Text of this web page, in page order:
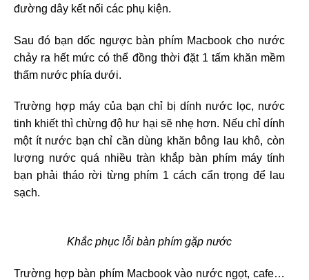
đường dây kết nối các phụ kiện.
Sau đó bạn dốc ngược bàn phím Macbook cho nước
chảy ra hết mức có thể đồng thời đặt 1 tấm khăn mềm
thấm nước phía dưới.
Trường hợp máy của bạn chỉ bị dính nước lọc, nước
tinh khiết thì chừng độ hư hại sẽ nhẹ hơn. Nếu chỉ dính
một ít nước bạn chỉ cần dùng khăn bông lau khô, còn
lượng nước quá nhiều tràn khắp bàn phím máy tính
bạn phải tháo rời từng phím 1 cách cẩn trọng để lau
sạch.
Khắc phục lỗi bàn phím gặp nước
Trường hợp bàn phím Macbook vào nước ngọt, cafe…